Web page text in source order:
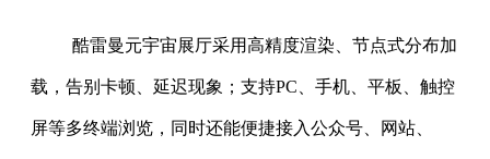
酷雷曼元宇宙展厅采用高精度渲染、节点式分布加
载，告别卡顿、延迟现象；支持PC、手机、平板、触控
屏等多终端浏览，同时还能便捷接入公众号、网站、